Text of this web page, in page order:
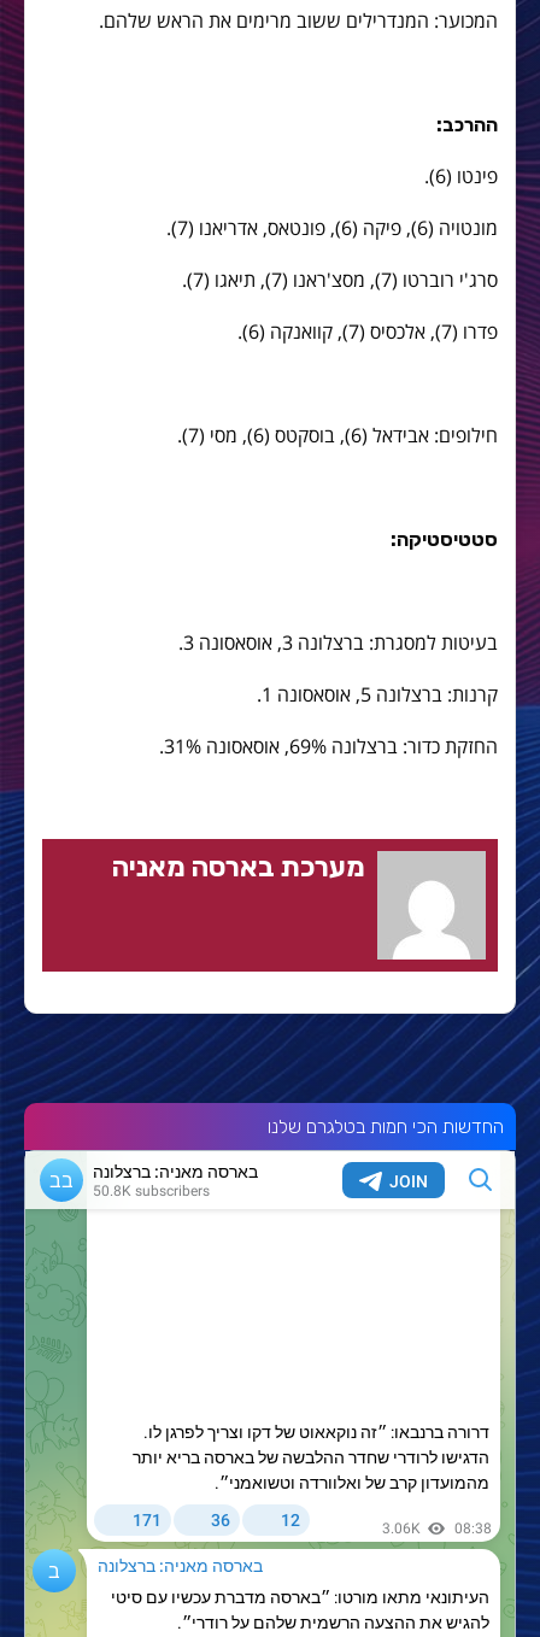
המכוער: המנדרילים ששוב מרימים את הראש שלהם.
ההרכב:
פינטו (6).
מונטויה (6), פיקה (6), פונטאס, אדריאנו (7).
סרג'י רוברטו (7), מסצ'ראנו (7), תיאגו (7).
פדרו (7), אלכסיס (7), קוואנקה (6).
חילופים: אבידאל (6), בוסקטס (6), מסי (7).
סטטיסטיקה:
בעיטות למסגרת: ברצלונה 3, אוסאסונה 3.
קרנות: ברצלונה 5, אוסאסונה 1.
החזקת כדור: ברצלונה 69%, אוסאסונה 31%.
מערכת בארסה מאניה
החדשות הכי חמות בטלגרם שלנו